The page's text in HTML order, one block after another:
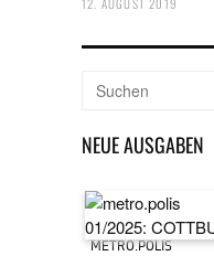
NEUE AUSGABEN
METRO.POLIS